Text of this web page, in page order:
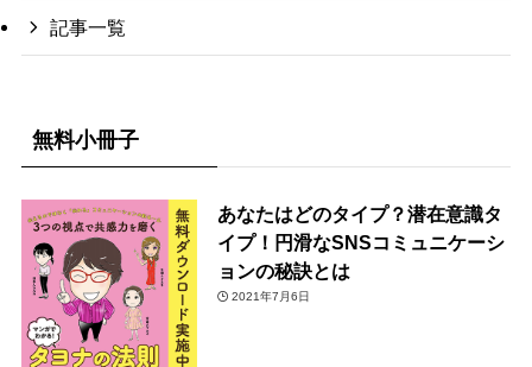
記事一覧
無料小冊子
あなたはどのタイプ？潜在意識タ
イプ！円滑なSNSコミュニケーシ
ョンの秘訣とは
2021年7月6日